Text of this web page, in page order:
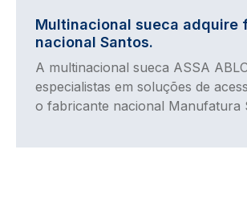
Multinacional sueca adquire
nacional Santos.
A multinacional sueca ASSA
especialistas em soluções de
o fabricante nacional Manufatura